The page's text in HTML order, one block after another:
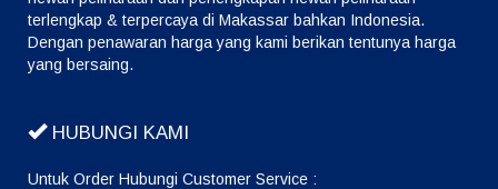
terlengkap & terpercaya di Makassar bahkan Indonesia.
Dengan penawaran harga yang kami berikan tentunya harga
yang bersaing.
HUBUNGI KAMI
Untuk Order Hubungi Customer Service :